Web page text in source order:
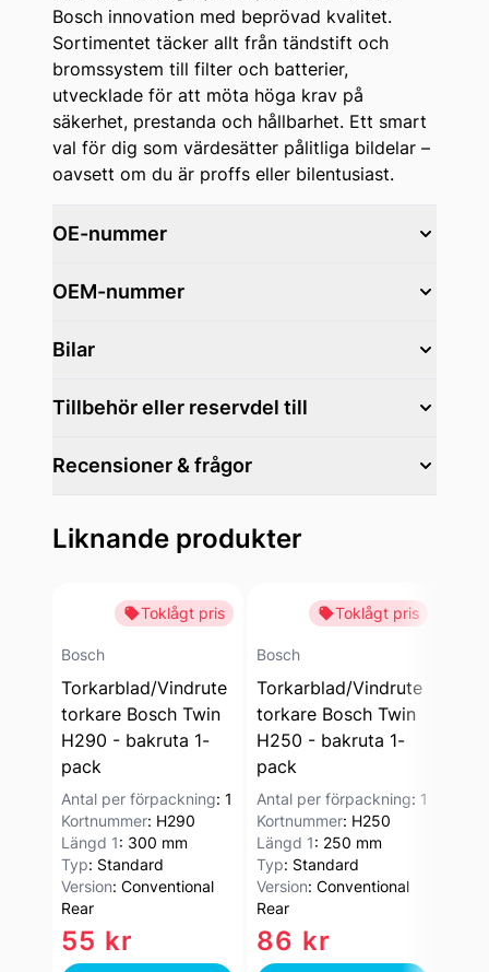
Bosch innovation med beprövad kvalitet.
Sortimentet täcker allt från tändstift och
bromssystem till filter och batterier,
utvecklade för att möta höga krav på
säkerhet, prestanda och hållbarhet. Ett smart
val för dig som värdesätter pålitliga bildelar –
oavsett om du är proffs eller bilentusiast.
OE-nummer
OEM-nummer
Bilar
Tillbehör eller reservdel till
Recensioner & frågor
Liknande produkter
Toklågt pris
Bosch
Torkarblad/Vindrute
torkare Bosch Twin
H290 - bakruta 1-
pack
Antal per förpackning: 1
Kortnummer: H290
Längd 1: 300 mm
Typ: Standard
Version: Conventional
Rear
55 kr
Toklågt pris
Bosch
Torkarblad/Vindrute
torkare Bosch Twin
H250 - bakruta 1-
pack
Antal per förpackning: 1
Kortnummer: H250
Längd 1: 250 mm
Typ: Standard
Version: Conventional
Rear
86 kr